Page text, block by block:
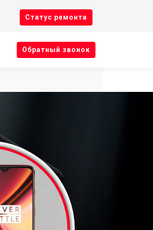
Cтатус ремонта
Oбратный звонок